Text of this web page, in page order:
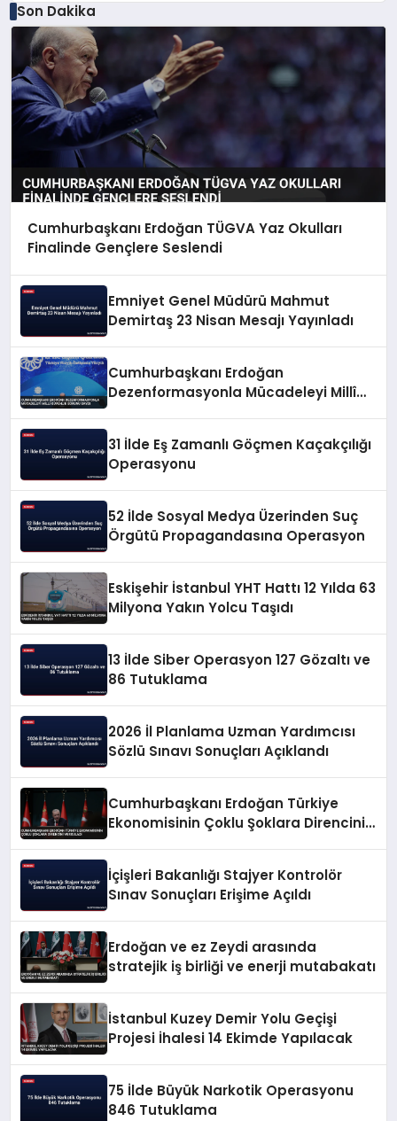
Son Dakika
Cumhurbaşkanı Erdoğan TÜGVA Yaz Okulları
Finalinde Gençlere Seslendi
Emniyet Genel Müdürü Mahmut
Demirtaş 23 Nisan Mesajı Yayınladı
Cumhurbaşkanı Erdoğan
Dezenformasyonla Mücadeleyi Millî
31 İlde Eş Zamanlı Göçmen Kaçakçılığı
Operasyonu
52 İlde Sosyal Medya Üzerinden Suç
Örgütü Propagandasına Operasyon
Eskişehir İstanbul YHT Hattı 12 Yılda 63
Milyona Yakın Yolcu Taşıdı
13 İlde Siber Operasyon 127 Gözaltı ve
86 Tutuklama
2026 İl Planlama Uzman Yardımcısı
Sözlü Sınavı Sonuçları Açıklandı
Cumhurbaşkanı Erdoğan Türkiye
Ekonomisinin Çoklu Şoklara Direncini
İçişleri Bakanlığı Stajyer Kontrolör
Sınav Sonuçları Erişime Açıldı
Erdoğan ve ez Zeydi arasında
stratejik iş birliği ve enerji mutabakatı
İstanbul Kuzey Demir Yolu Geçişi
Projesi İhalesi 14 Ekimde Yapılacak
75 İlde Büyük Narkotik Operasyonu
846 Tutuklama